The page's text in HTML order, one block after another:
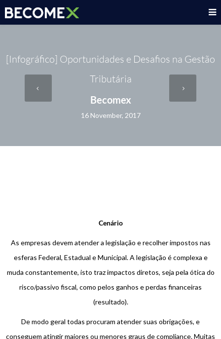
[Infográfico] Oportunidades e Desafios na Gestão
Tributária
Becomex
16 November, 2017
Cenário
As empresas devem atender a legislação e recolher impostos nas
esferas Federal, Estadual e Municipal. A legislação é complexa e
muda constantemente, isto traz impactos diretos, seja pela ótica do
risco/passivo fiscal, como pelos ganhos e perdas financeiras
(resultado).
De modo geral todas procuram atender suas obrigações, e
conseguem atingir maiores ou menores graus de compliance. Muitas